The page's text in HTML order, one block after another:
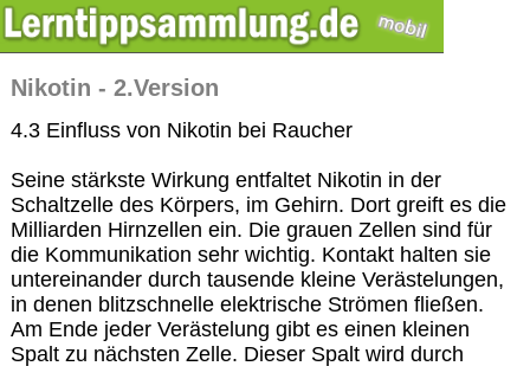
Nikotin - 2.Version
4.3 Einfluss von Nikotin bei Raucher
Seine stärkste Wirkung entfaltet Nikotin in der
Schaltzelle des Körpers, im Gehirn. Dort greift es die
Milliarden Hirnzellen ein. Die grauen Zellen sind für
die Kommunikation sehr wichtig. Kontakt halten sie
untereinander durch tausende kleine Verästelungen,
in denen blitzschnelle elektrische Strömen fließen.
Am Ende jeder Verästelung gibt es einen kleinen
Spalt zu nächsten Zelle. Dieser Spalt wird durch